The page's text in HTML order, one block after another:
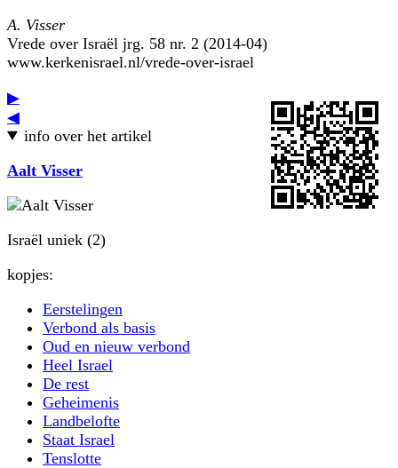
A. Visser
Vrede over Israël jrg. 58 nr. 2 (2014-04)
www.kerkenisrael.nl/vrede-over-israel
▶
◀
info over het artikel
Aalt Visser
Israël uniek (2)
kopjes:
Eerstelingen
Verbond als basis
Oud en nieuw verbond
Heel Israel
De rest
Geheimenis
Landbelofte
Staat Israel
Tenslotte